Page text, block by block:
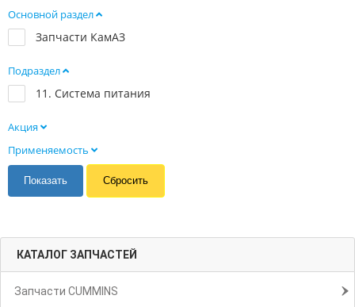
Основной раздел
Запчасти КамАЗ
Подраздел
11. Система питания
Акция
Применяемость
КАТАЛОГ ЗАПЧАСТЕЙ
Запчасти CUMMINS